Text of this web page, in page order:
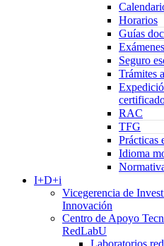
Horarios
Guías
Exámenes
Seguro
Trámites
RAC
TFG
Prácticas
Idioma
I+D+i
Vicegerencia de
Innovación
Centro de Apoyo
RedLabU